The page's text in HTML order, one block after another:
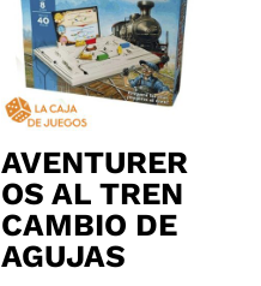
AVENTURER
OS AL TREN
CAMBIO DE
AGUJAS